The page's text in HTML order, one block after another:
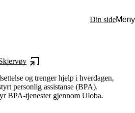
Din sideMeny
assistanse
og trenger hjelp i hverdagen,
personlig assistanse (BPA).
BPA-tjenester gjennom Uloba.